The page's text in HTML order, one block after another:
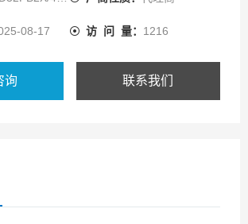
08-17 访 问 量： 1216
询 联系我们